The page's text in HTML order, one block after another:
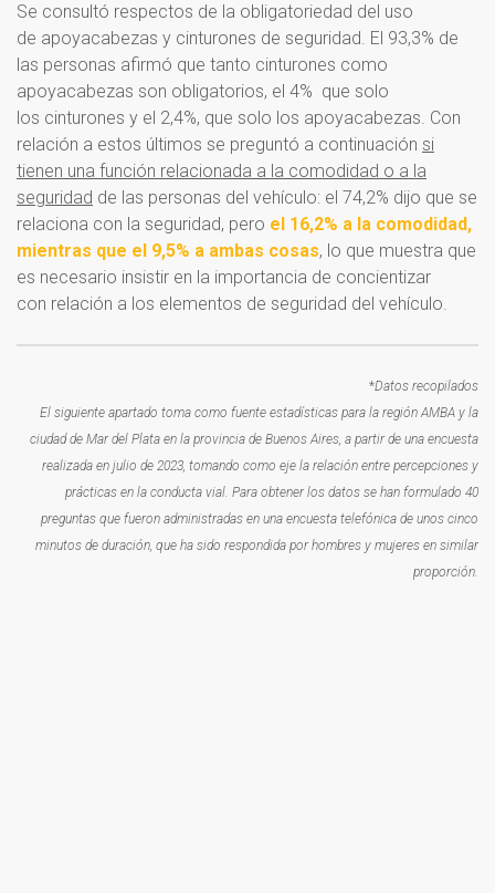
Se consultó respectos de la obligatoriedad del uso
de apoyacabezas y cinturones de seguridad. El 93,3% de
las personas afirmó que tanto cinturones como
apoyacabezas son obligatorios, el 4% que solo
los cinturones y el 2,4%, que solo los apoyacabezas. Con
relación a estos últimos se preguntó a continuación si
tienen una función relacionada a la comodidad o a la
seguridad de las personas del vehículo: el 74,2% dijo que se
relaciona con la seguridad, pero el 16,2% a la comodidad,
mientras que el 9,5% a ambas cosas, lo que muestra que
es necesario insistir en la importancia de concientizar
con relación a los elementos de seguridad del vehículo.
*Datos recopilados
El siguiente apartado toma como fuente estadísticas para la región AMBA y la
ciudad de Mar del Plata en la provincia de Buenos Aires, a partir de una encuesta
realizada en julio de 2023, tomando como eje la relación entre percepciones y
prácticas en la conducta vial. Para obtener los datos se han formulado 40
preguntas que fueron administradas en una encuesta telefónica de unos cinco
minutos de duración, que ha sido respondida por hombres y mujeres en similar
proporción.